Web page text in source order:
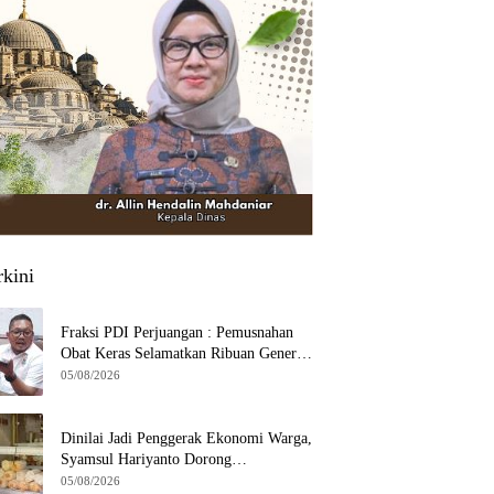
Fraksi PDI Perjuangan : Pemusnahan
Obat Keras Selamatkan Ribuan Generasi
Muda Tangsel
05/08/2026
Dinilai Jadi Penggerak Ekonomi Warga,
Syamsul Hariyanto Dorong
Pengembangan Budidaya Jamur Crispy
05/08/2026